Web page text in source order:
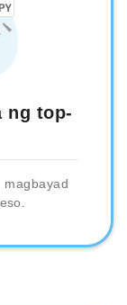
ng top-
magbayad